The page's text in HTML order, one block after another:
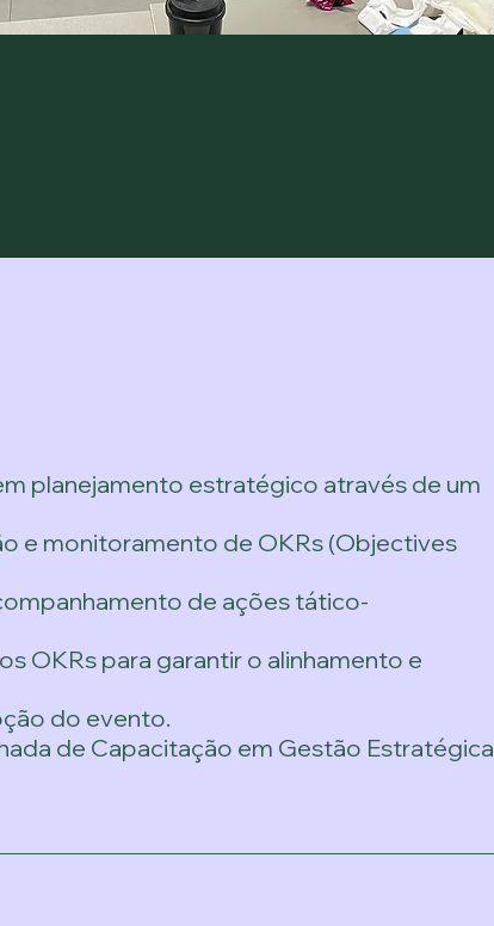
planejamento estratégico através de um
e monitoramento de OKRs (Objectives
de ações tático-
OKRs para garantir o alinhamento e
do evento.
de Capacitação em Gestão Estratégica